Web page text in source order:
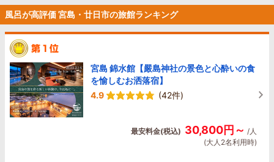
風呂が高評価 宮島・廿日市の旅館ランキング
宮島 錦水館【嚴島神社の景色と心酔いの食
を愉しむお洒落宿】
4.9
(42件)
最安料金(税込) 30,800円～ /人
(大人2名利用時)